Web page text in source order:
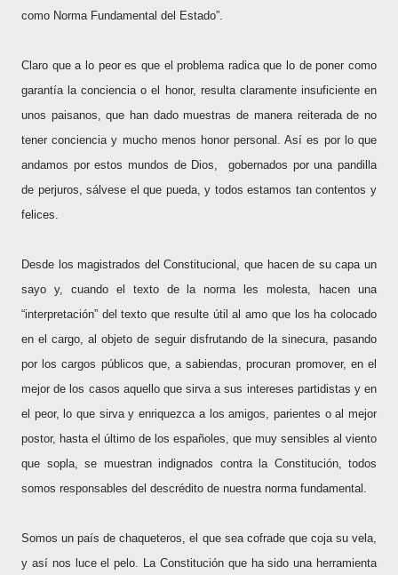
como Norma Fundamental del Estado”.
Claro que a lo peor es que el problema radica que lo de poner como
garantía la conciencia o el honor, resulta claramente insuficiente en
unos paisanos, que han dado muestras de manera reiterada de no
tener conciencia y mucho menos honor personal. Así es por lo que
andamos por estos mundos de Dios,
gobernados por una pandilla
de perjuros, sálvese el que pueda, y todos estamos tan contentos y
felices.
Desde los magistrados del Constitucional, que hacen de su capa un
sayo y, cuando el texto de la norma les molesta, hacen una
“interpretación” del texto que resulte útil al amo que los ha colocado
en el cargo, al objeto de seguir disfrutando de la sinecura, pasando
por los cargos públicos que, a sabiendas, procuran promover, en el
mejor de los casos aquello que sirva a sus intereses partidistas y en
el peor, lo que sirva y enriquezca a los amigos, parientes o al mejor
postor, hasta el último de los españoles, que muy sensibles al viento
que sopla, se muestran indignados contra la Constitución, todos
somos responsables del descrédito de nuestra norma fundamental.
Somos un país de chaqueteros, el que sea cofrade que coja su vela,
y así nos luce el pelo. La Constitución que ha sido una herramienta